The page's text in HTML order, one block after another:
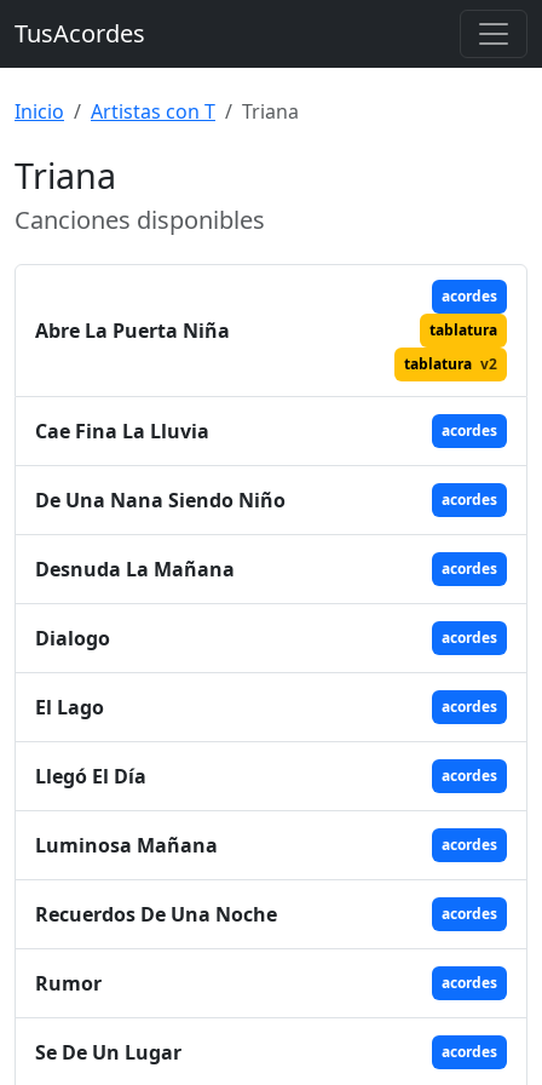
TusAcordes
Inicio Artistas con T Triana
Triana
Canciones disponibles
Abre La Puerta Niña
acordes
tablatura
tablatura v2
Cae Fina La Lluvia acordes
De Una Nana Siendo Niño acordes
Desnuda La Mañana acordes
Dialogo acordes
El Lago acordes
Llegó El Día acordes
Luminosa Mañana acordes
Recuerdos De Una Noche acordes
Rumor acordes
Se De Un Lugar acordes